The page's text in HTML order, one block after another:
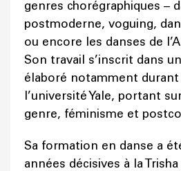
genres chorégraphiques –
postmoderne, voguing,
ou encore les danses de
Son travail s’inscrit dans
élaboré notamment durant
l’université Yale, portant
genre, féminisme et
Sa formation en danse a
années décisives à la